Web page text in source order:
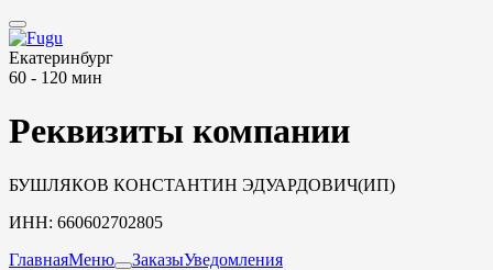
Екатеринбург
60 - 120 мин
Реквизиты компании
БУШЛЯКОВ КОНСТАНТИН ЭДУАРДОВИЧ(ИП)
ИНН: 660602702805
ГлавнаяМеню ЗаказыУведомления